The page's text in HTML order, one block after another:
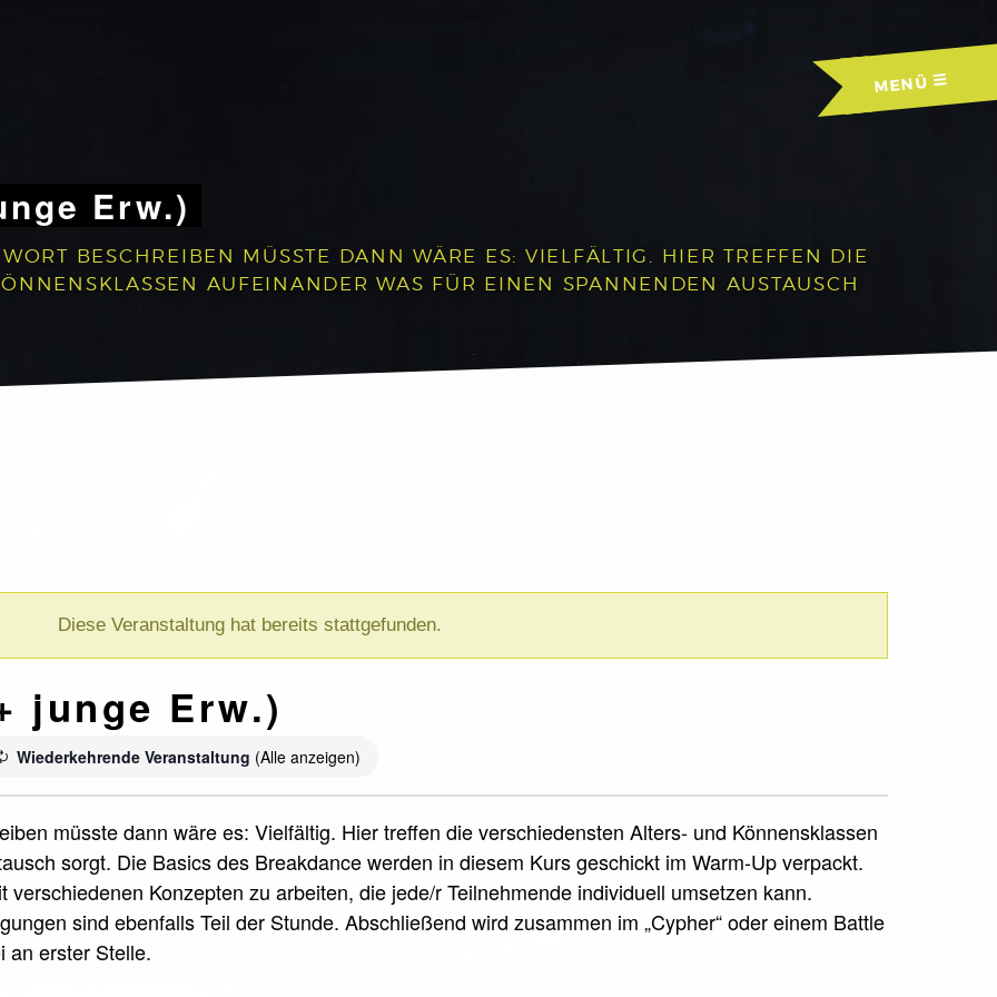
MENÜ
Erw.)
BESCHREIBEN MÜSSTE DANN WÄRE ES: VIELFÄLTIG. HIER TREFFEN DIE
AUFEINANDER WAS FÜR EINEN SPANNENDEN AUSTAUSCH
Diese Veranstaltung hat bereits stattgefunden.
junge Erw.)
Wiederkehrende Veranstaltung (Alle anzeigen)
müsste dann wäre es: Vielfältig. Hier treffen die verschiedensten Alters- und Könnensklassen
sorgt. Die Basics des Breakdance werden in diesem Kurs geschickt im Warm-Up verpackt.
Konzepten zu arbeiten, die jede/r Teilnehmende individuell umsetzen kann.
sind ebenfalls Teil der Stunde. Abschließend wird zusammen im „Cypher“ oder einem Battle
an erster Stelle.